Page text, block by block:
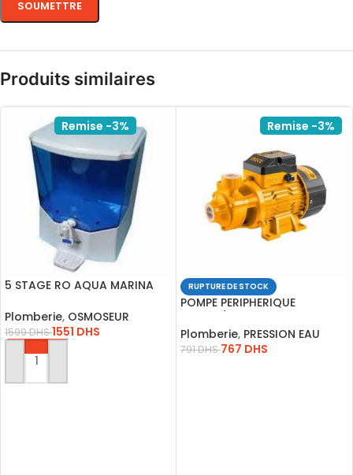
Produits similaires
Remise -3%
5 STAGE RO AQUA MARINA
Plomberie, OSMOSEUR
1599DHS1551 DHS
AJOUTER AU PANIER
Remise -3%
RUPTURE DE STOCK
POMPE PERIPHERIQUE
INGCO
Plomberie, PRESSION EAU
791DHS 767 DHS